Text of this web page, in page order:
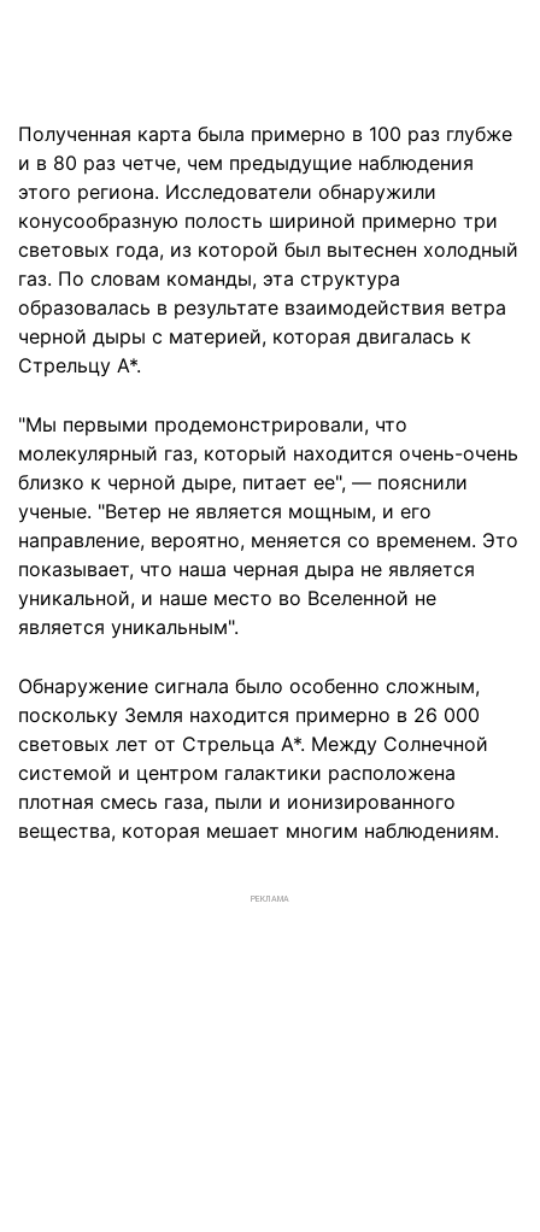
Полученная карта была примерно в 100 раз глубже
и в 80 раз четче, чем предыдущие наблюдения
этого региона. Исследователи обнаружили
конусообразную полость шириной примерно три
световых года, из которой был вытеснен холодный
газ. По словам команды, эта структура
образовалась в результате взаимодействия ветра
черной дыры с материей, которая двигалась к
Стрельцу A*.
"Мы первыми продемонстрировали, что
молекулярный газ, который находится очень-очень
близко к черной дыре, питает ее", — пояснили
ученые. "Ветер не является мощным, и его
направление, вероятно, меняется со временем. Это
показывает, что наша черная дыра не является
уникальной, и наше место во Вселенной не
является уникальным".
Обнаружение сигнала было особенно сложным,
поскольку Земля находится примерно в 26 000
световых лет от Стрельца А*. Между Солнечной
системой и центром галактики расположена
плотная смесь газа, пыли и ионизированного
вещества, которая мешает многим наблюдениям.
РЕКЛАМА